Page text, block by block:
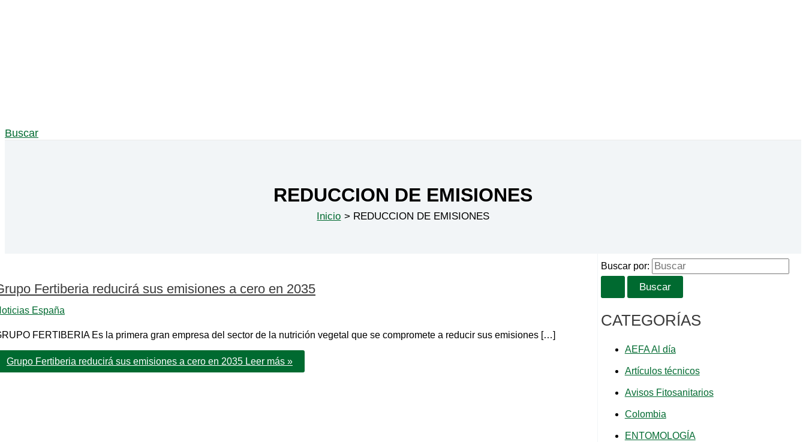
Buscar
REDUCCION DE EMISIONES
Inicio REDUCCION DE EMISIONES
Fertiberia reducirá sus emisiones a cero en 2035
España
FERTIBERIA Es la primera gran empresa del sector de la nutrición vegetal que se compromete a reducir sus emisiones […]
Grupo Fertiberia reducirá sus emisiones a cero en 2035 Leer más »
Buscar por:
CATEGORÍAS
AEFA Al día
Artículos técnicos
Avisos Fitosanitarios
Colombia
ENTOMOLOGÍA